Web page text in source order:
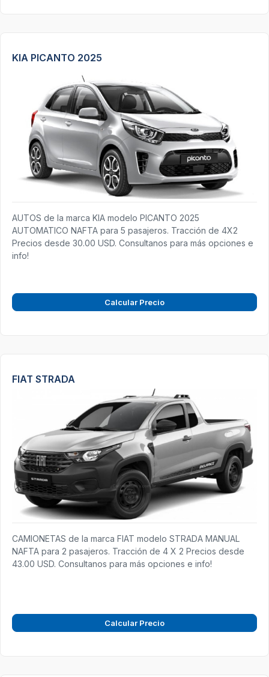
KIA PICANTO 2025
AUTOS de la marca KIA modelo PICANTO 2025
AUTOMATICO NAFTA para 5 pasajeros. Tracción de 4X2
Precios desde 30.00 USD. Consultanos para más opciones e
info!
Calcular Precio
FIAT STRADA
CAMIONETAS de la marca FIAT modelo STRADA MANUAL
NAFTA para 2 pasajeros. Tracción de 4 X 2 Precios desde
43.00 USD. Consultanos para más opciones e info!
Calcular Precio